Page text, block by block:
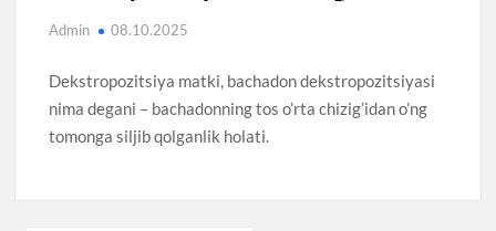
Admin 08.10.2025
Dekstropozitsiya matki, bachadon dekstropozitsiyasi
nima degani – bachadonning tos o’rta chizig’idan o’ng
tomonga siljib qolganlik holati.